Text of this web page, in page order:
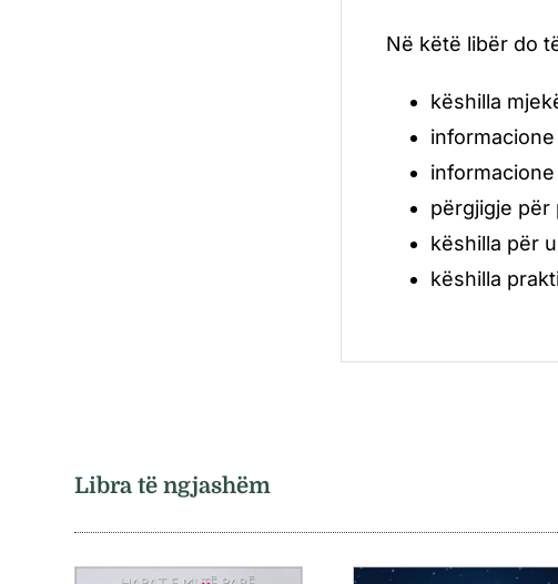
Në këtë libër do
këshilla
përgjigje për
këshilla për
këshilla
Libra të ngjashëm